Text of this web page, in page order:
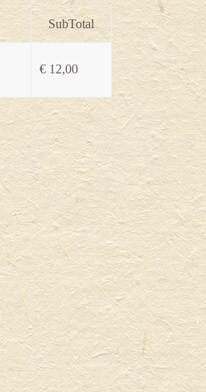
SubTotal
€ 12,00